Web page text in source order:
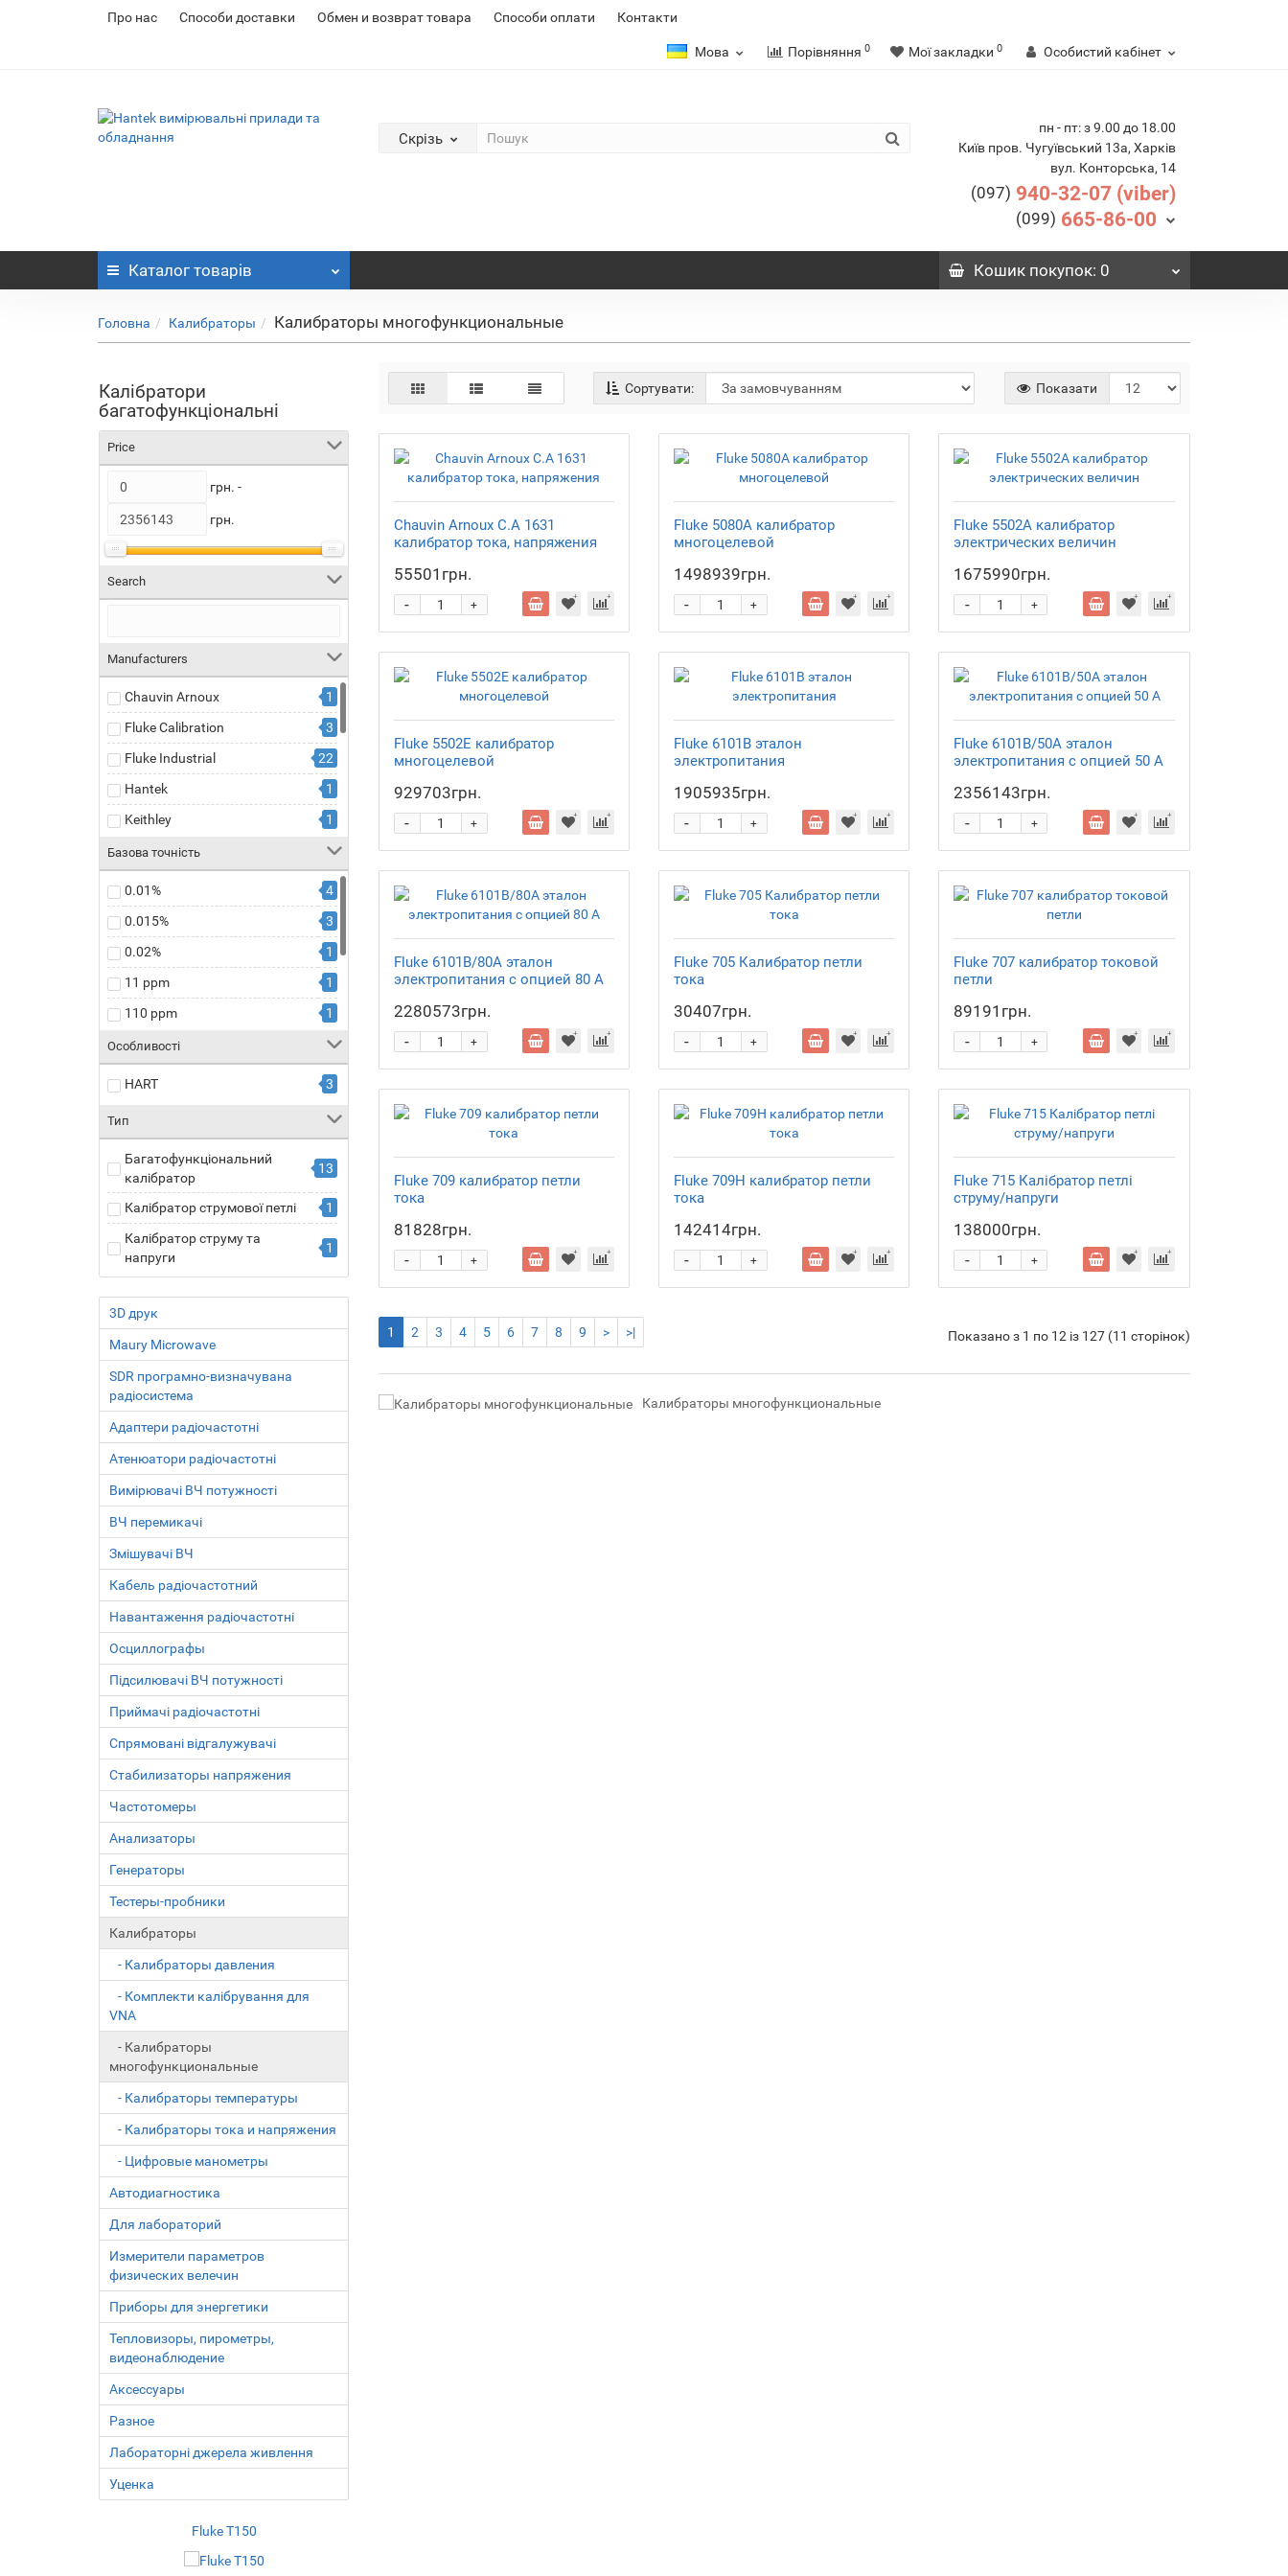
Про нас Cпособи доставки Обмен и возврат товара Способи оплати Контакти
Мова Порівняння 0 Мої закладки 0 Особистий кабінет
Скрізь
пн - пт: з 9.00 до 18.00
Київ пров. Чугуївський 13а, Харків
вул. Конторська, 14
(097) 940-32-07 (viber)
(099) 665-86-00
Каталог товарів Кошикпокупок: 0
Головна Калибраторы Калибраторы многофункциональные
Калібратори
багатофункціональні
Price
грн. -
грн.
Search
Manufacturers
Chauvin Arnoux
1
Fluke Calibration
3
Fluke Industrial
22
Hantek
1
Keithley
1
Martel Electronics
6
70
Metrix
1
PANRAN
3
TUNKIA
7
Victor
7
Метропир
1
1
Базова точність
0.01%
4
0.015%
3
0.02%
1
11 ppm
1
110 ppm
1
3.7 ppm
1
2
85 ppm
1
Особливості
HART 3
Тип
Багатофункціональний
калібратор
13
Калібратор струмової петлі
1
Калібратор струму та
напруги
1
3D друк
Maury Microwave
SDR програмно-визначувана
радіосистема
Адаптери радіочастотні
Атенюатори радіочастотні
Вимірювачі ВЧ потужності
ВЧ перемикачі
Змішувачі ВЧ
Кабель радіочастотний
Навантаження радіочастотні
Осциллографы
Підсилювачі ВЧ потужності
Приймачі радіочастотні
Спрямовані відгалужувачі
Стабилизаторы напряжения
Частотомеры
Анализаторы
Генераторы
Тестеры-пробники
Калибраторы
- Калибраторы давления
- Комплекти калібрування для
VNA
- Калибраторы
многофункциональные
- Калибраторы температуры
- Калибраторы тока и напряжения
- Цифровые манометры
Автодиагностика
Для лабораторий
Измерители параметров
физических велечин
Приборы для энергетики
Тепловизоры, пирометры,
видеонаблюдение
Аксесcуары
Разное
Лабораторні джерела живлення
Уценка
Fluke T150
HT2018B
Сортувати: Показати
Chauvin Arnoux C.A 1631
калибратор тока, напряжения
55501грн.
+
-
Fluke 5080А калибратор
многоцелевой
1498939грн.
+
-
Fluke 5502A калибратор
электрических величин
1675990грн.
+
-
Fluke 5502E калибратор
многоцелевой
929703грн.
+
-
Fluke 6101B эталон
электропитания
1905935грн.
+
-
Fluke 6101B/50A эталон
электропитания с опцией 50 A
2356143грн.
+
-
Fluke 6101B/80A эталон
электропитания с опцией 80 A
2280573грн.
+
-
Fluke 705 Калибратор петли
тока
30407грн.
+
-
Fluke 707 калибратор токовой
петли
89191грн.
+
-
Fluke 709 калибратор петли
тока
81828грн.
+
-
Fluke 709H калибратор петли
тока
142414грн.
+
-
Fluke 715 Калібратор петлі
струму/напруги
138000грн.
+
-
1 2 3 4 5 6 7 8 9 > >| Показано з 1 по 12 із 127 (11 сторінок)
Калибраторы многофункциональные